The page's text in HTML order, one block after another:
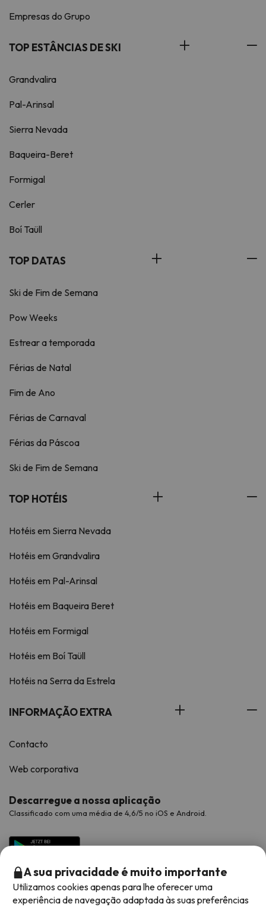
Empresas do Grupo
TOP ESTÂNCIAS DE SKI
Grandvalira
Pal-Arinsal
Sierra Nevada
Baqueira-Beret
Formigal
Cerler
Boí Taüll
TOP DATAS
Ski de Fim de Semana
Pow Weeks
Estrear a temporada
Férias de Natal
Fim de Ano
Férias de Carnaval
Férias da Páscoa
Ski de Fim de Semana
TOP HOTÉIS
Hotéis em Sierra Nevada
Hotéis em Grandvalira
Hotéis em Pal-Arinsal
Hotéis em Baqueira Beret
Hotéis em Formigal
Hotéis em Boí Taüll
Hotéis na Serra da Estrela
INFORMAÇÃO EXTRA
Contacto
Web corporativa
Descarregue a nossa aplicação
Classificado com uma média de 4,6/5 no iOS e Android.
A sua privacidade é muito importante
Utilizamos cookies apenas para lhe oferecer uma
experiência de navegação adaptada às suas preferências